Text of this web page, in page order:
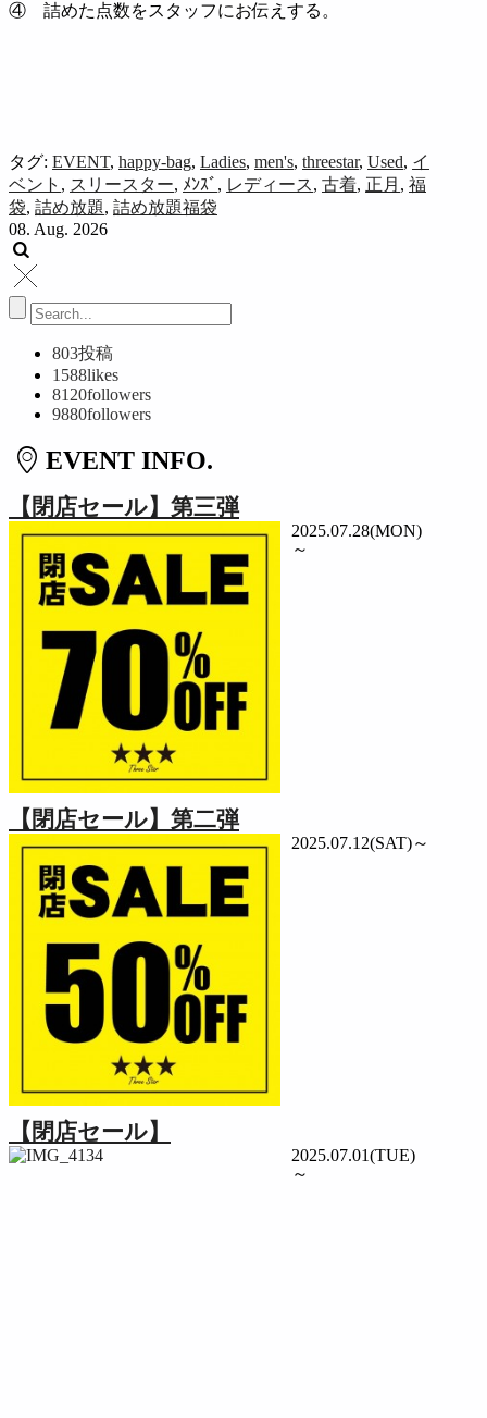
④ 詰めた点数をスタッフにお伝えする。
タグ: EVENT, happy-bag, Ladies, men's, threestar, Used, イ
ベント , スリースター, ﾒﾝｽﾞ , レディース, 古着, 正月 , 福
袋, 詰め放題, 詰め放題福袋
08. Aug. 2026
803投稿
1588likes
8120followers
9880followers
EVENT INFO.
【閉店セール】第三弾
2025.07.28(MON)
～
【閉店セール】第二弾
2025.07.12(SAT)～
【閉店セール】
2025.07.01(TUE)
～